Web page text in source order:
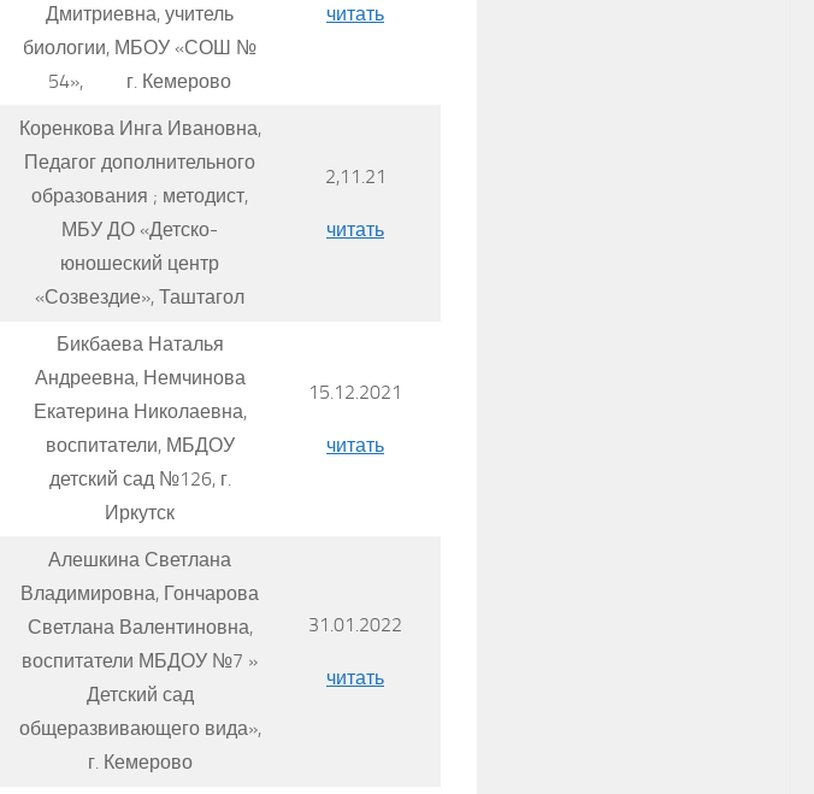
Дмитриевна, учитель
биологии, МБОУ «СОШ №
54», г. Кемерово
читать
Коренкова Инга Ивановна,
Педагог дополнительного
образования ; методист,
МБУ ДО «Детско-
юношеский центр
«Созвездие», Таштагол
2,11.21
читать
Бикбаева Наталья
Андреевна, Немчинова
Екатерина Николаевна,
воспитатели, МБДОУ
детский сад №126, г.
Иркутск
15.12.2021
читать
Алешкина Светлана
Владимировна, Гончарова
Светлана Валентиновна,
воспитатели МБДОУ №7 »
Детский сад
общеразвивающего вида»,
г. Кемерово
31.01.2022
читать